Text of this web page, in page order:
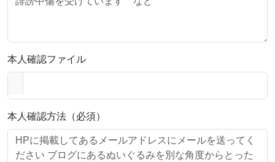
本人確認ファイル
本人確認方法（必須）